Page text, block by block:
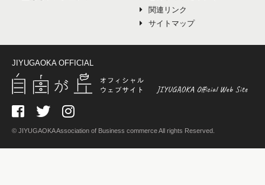
関連リンク
サイトマップ
JIYUGAOKA OFFICIAL
© JIYUGAOKA Association of Business commerce All rights Reserved.